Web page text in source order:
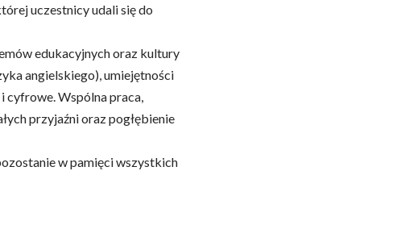
uczestnicy udali się do
edukacyjnych oraz kultury
angielskiego), umiejętności
cyfrowe. Wspólna praca,
przyjaźni oraz pogłębienie
w pamięci wszystkich